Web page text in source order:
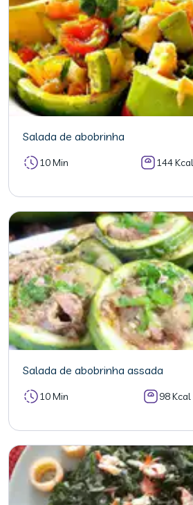
Salada de abobrinha
10 Min 144 Kcal
Salada de abobrinha assada
10 Min 98 Kcal